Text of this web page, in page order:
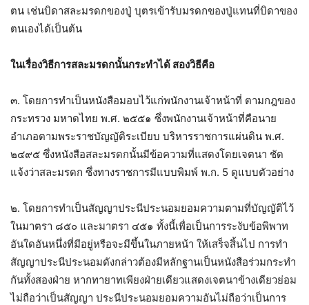
ตน เช่นบิดาสละมรดกของปู่ บุตรเข้ารับมรดกของปู่แทนที่บิดาของ
ตนเองได้เป็นต้น
ในเรื่องวิธีการสละมรดกนั้นกระทำได้ สองวิธีคือ
๓. โดยการทำเป็นหนังสือมอบไว้แก่พนักงานเจ้าหน้าที่ ตามกฎของ
กระทรวง มหาดไทย พ.ศ. ๒๕๕๑ ซึ่งพนักงานเจ้าหน้าที่คือนาย
อำเภอตามพระราชบัญญัติระเบียบ บริหารราชการแผ่นดิน พ.ศ.
๒๔๙๕ ซึ่งหนังสือสละมรดกนั้นมีข้อความที่แสดงโดยเจตนา ชัด
แจ้งว่าสละมรดก ซึ่งทางราชการมีแบบพิมพ์ พ.ก. 5 ดูแบบตัวอย่าง
๒. โดยการทำเป็นสัญญาประนีประนอมยอมความตามที่บัญญัติไว้
ในมาตรา ๘๕๐ และมาตรา ๔๕๑ ทั้งนี้เพื่อเป็นการระงับข้อพิพาท
อันใดอันหนึ่งที่มีอยู่หรือจะมีขึ้นในภายหน้า ให้เสร็จสิ้นไป การทำ
สัญญาประนีประนอมดังกล่าวต้องมีหลักฐานเป็นหนังสือร่วมกระทำ
กันทั้งสองฝ่าย หากทายาทเพียงฝ่ายเดียวแสดงเจตนาข้างเดียวย่อม
ไม่ถือว่าเป็นสัญญา ประนีประนอมยอมความอันไม่ถือว่าเป็นการ